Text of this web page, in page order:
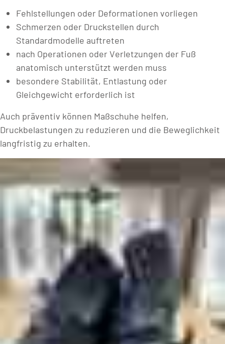
Fehlstellungen oder Deformationen vorliegen
Schmerzen oder Druckstellen durch
Standardmodelle auftreten
nach Operationen oder Verletzungen der Fuß
anatomisch unterstützt werden muss
besondere Stabilität, Entlastung oder
Gleichgewicht erforderlich ist
Auch präventiv können Maßschuhe helfen,
Druckbelastungen zu reduzieren und die Beweglichkeit
langfristig zu erhalten.